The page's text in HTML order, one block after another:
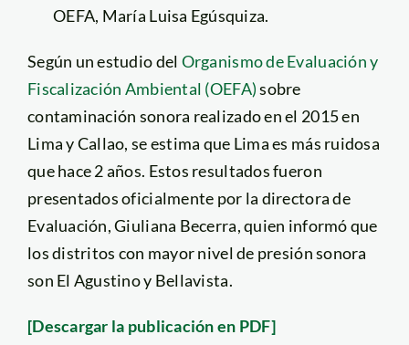
OEFA, María Luisa Egúsquiza.
Según un estudio del Organismo de Evaluación y
Fiscalización Ambiental (OEFA)sobre
contaminación sonora realizado en el 2015 en
Lima y Callao, se estima que Lima es más ruidosa
que hace 2 años. Estos resultados fueron
presentados oficialmente por la directora de
Evaluación, Giuliana Becerra, quien informó que
los distritos con mayor nivel de presión sonora
son El Agustino y Bellavista.
[Descargar la publicación en PDF]